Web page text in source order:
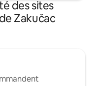
des sites
Zakučac